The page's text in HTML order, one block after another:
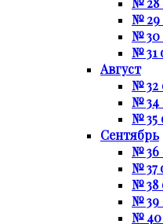
№ 29
№ 30
№ 31
Август
№ 32
№ 34
№ 35
Сентябрь
№ 36
№ 37
№ 38
№ 39
№ 40